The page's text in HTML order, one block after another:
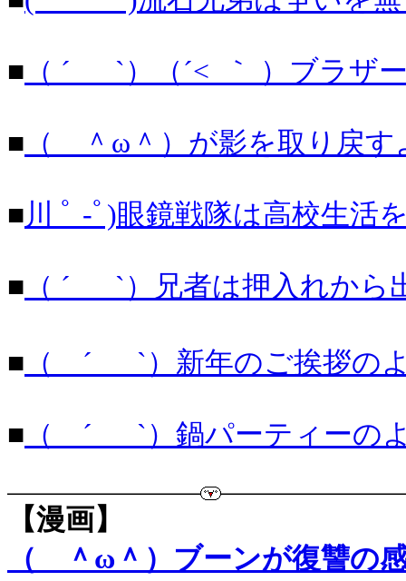
■ （ ´_ゝ`）（´<_｀ ）ブラ
■ （ ＾ω＾）が影を取り戻す
■川 ﾟ -ﾟ)眼鏡戦隊は高校生活
■ （ ´_ゝ`）兄者は押入れか
■ （ ´_ゝ`）新年のご挨拶の
■ （ ´_ゝ`）鍋パーティーの
【漫画】
（ ＾ω＾）ブーンが復讐の